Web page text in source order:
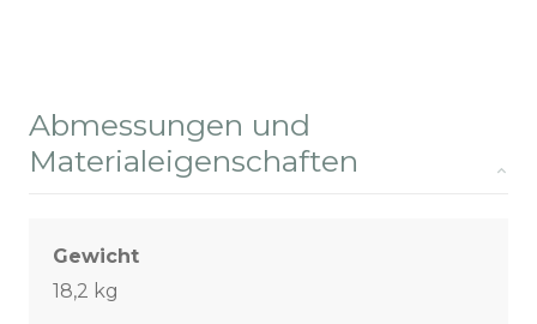
Abmessungen und
Materialeigenschaften
Gewicht
18,2 kg